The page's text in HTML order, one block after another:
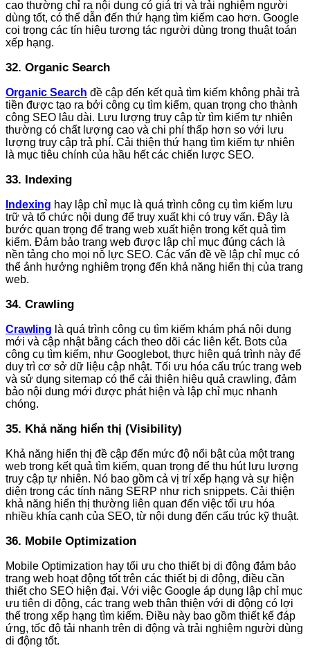
cao thường chỉ ra nội dung có giá trị và trải nghiệm người
dùng tốt, có thể dẫn đến thứ hạng tìm kiếm cao hơn. Google
coi trọng các tín hiệu tương tác người dùng trong thuật toán
xếp hạng.
32. Organic Search
Organic Search đề cập đến kết quả tìm kiếm không phải trả
tiền được tạo ra bởi công cụ tìm kiếm, quan trọng cho thành
công SEO lâu dài. Lưu lượng truy cập từ tìm kiếm tự nhiên
thường có chất lượng cao và chi phí thấp hơn so với lưu
lượng truy cập trả phí. Cải thiện thứ hạng tìm kiếm tự nhiên
là mục tiêu chính của hầu hết các chiến lược SEO.
33. Indexing
Indexing hay lập chỉ mục là quá trình công cụ tìm kiếm lưu
trữ và tổ chức nội dung để truy xuất khi có truy vấn. Đây là
bước quan trọng để trang web xuất hiện trong kết quả tìm
kiếm. Đảm bảo trang web được lập chỉ mục đúng cách là
nền tảng cho mọi nỗ lực SEO. Các vấn đề về lập chỉ mục có
thể ảnh hưởng nghiêm trọng đến khả năng hiển thị của trang
web.
34. Crawling
Crawling là quá trình công cụ tìm kiếm khám phá nội dung
mới và cập nhật bằng cách theo dõi các liên kết. Bots của
công cụ tìm kiếm, như Googlebot, thực hiện quá trình này để
duy trì cơ sở dữ liệu cập nhật. Tối ưu hóa cấu trúc trang web
và sử dụng sitemap có thể cải thiện hiệu quả crawling, đảm
bảo nội dung mới được phát hiện và lập chỉ mục nhanh
chóng.
35. Khả năng hiển thị (Visibility)
Khả năng hiển thị đề cập đến mức độ nổi bật của một trang
web trong kết quả tìm kiếm, quan trọng để thu hút lưu lượng
truy cập tự nhiên. Nó bao gồm cả vị trí xếp hạng và sự hiện
diện trong các tính năng SERP như rich snippets. Cải thiện
khả năng hiển thị thường liên quan đến việc tối ưu hóa
nhiều khía cạnh của SEO, từ nội dung đến cấu trúc kỹ thuật.
36. Mobile Optimization
Mobile Optimization hay tối ưu cho thiết bị di động đảm bảo
trang web hoạt động tốt trên các thiết bị di động, điều cần
thiết cho SEO hiện đại. Với việc Google áp dụng lập chỉ mục
ưu tiên di động, các trang web thân thiện với di động có lợi
thế trong xếp hạng tìm kiếm. Điều này bao gồm thiết kế đáp
ứng, tốc độ tải nhanh trên di động và trải nghiệm người dùng
di động tốt.